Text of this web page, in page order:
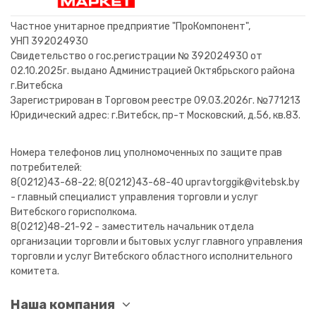
В корзину В корзину
82,00 BYN
В корзину
56,00 BYN
В корзину
В корзину
В корзину
В корзину
В корзину В корзину
61,60 BYN
В корзину
В корзину
В корзину
Наша компания
Частное унитарное предприятие "ПроКомпонент",
УНП 392024930
Свидетельство о гос.регистрации № 392024930 от
02.10.2025г. выдано Администрацией Октябрьского района
г.Витебска
Зарегистрирован в Торговом реестре 09.03.2026г. №771213
Юридический адрес: г.Витебск, пр-т Московский, д.56, кв.83.
Номера телефонов лиц уполномоченных по защите прав
потребителей:
8(0212)43-68-22; 8(0212)43-68-40 upravtorggik@vitebsk.by
- главный специалист управления торговли и услуг
Витебского горисполкома.
8(0212)48-21-92 - заместитель начальник отдела
организации торговли и бытовых услуг главного управления
торговли и услуг Витебского областного исполнительного
комитета.